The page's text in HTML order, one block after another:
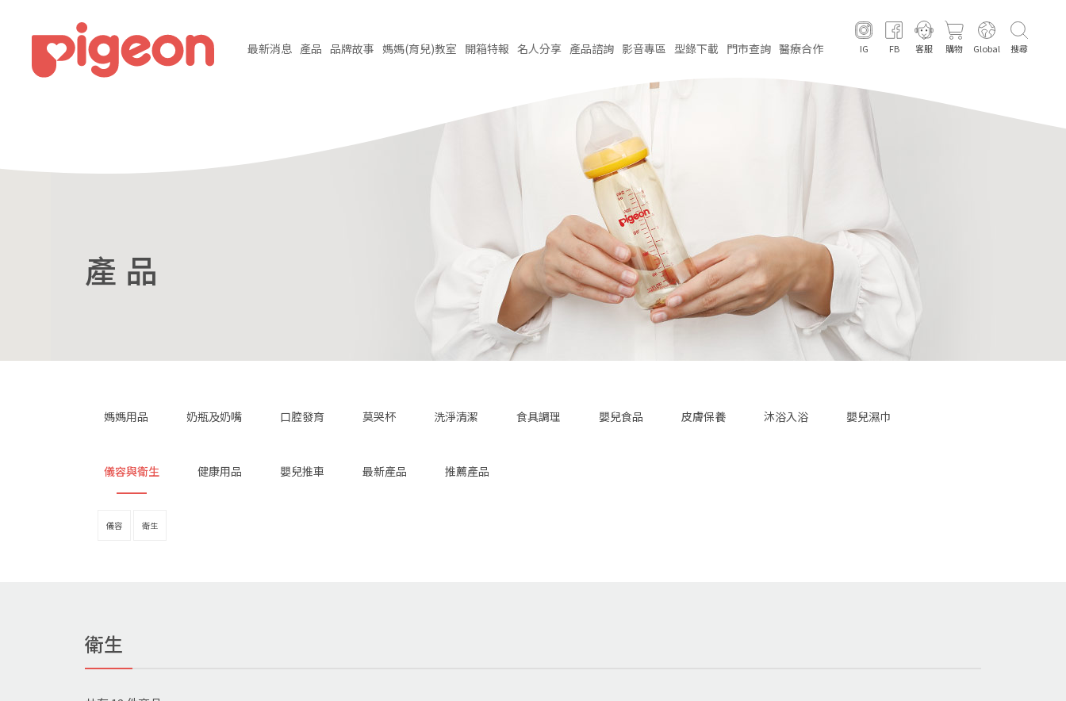
最新消息 產品 品牌故事 媽媽(育兒)教室 開箱特報 名人分享 產品諮詢 影音專區 型錄下載 門市查詢 醫療合作 IG FB 客服 購物 Global 搜尋
產 品
媽媽用品 奶瓶及奶嘴 口腔發育 莫哭杯 洗淨清潔 食具調理 嬰兒食品 皮膚保養 沐浴入浴 嬰兒濕巾
儀容與衛生
儀容 衛生
健康用品 嬰兒推車 最新產品 推薦產品
衛生